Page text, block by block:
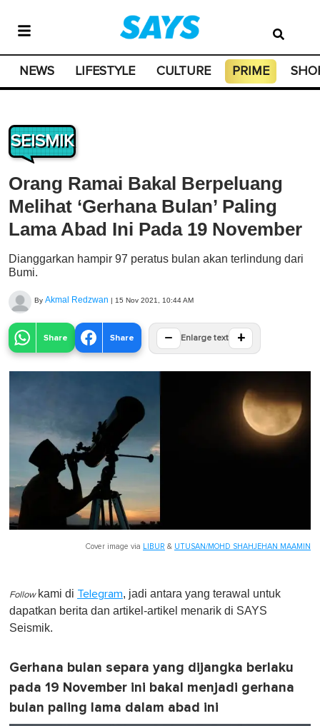
NEWS LIFESTYLE CULTURE PRIME
SEISMIK
Orang Ramai Bakal Berpeluang
Melihat ‘Gerhana Bulan’ Paling
Lama Abad Ini Pada 19 November
Dianggarkan hampir 97 peratus bulan akan terlindung dari
Bumi.
By Akmal Redzwan | 15 Nov 2021, 10:44 AM
Share Share − Enlarge text +
Cover image via LIBUR & UTUSAN/MOHD SHAHJEHAN MAAMIN
Follow kami di Telegram, jadi antara yang terawal untuk
dapatkan berita dan artikel-artikel menarik di SAYS
Seismik.
Gerhana bulan separa yang dijangka berlaku
pada 19 November ini bakal menjadi gerhana
bulan paling lama dalam abad ini